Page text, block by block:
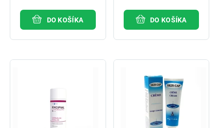
DO KOŠÍKA DO KOŠÍKA